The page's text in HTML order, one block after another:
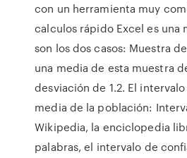
con un herramienta muy
calculos rápido Excel es una
son los dos casos: Muestra
una media de esta muestra
desviación de 1.2. El
media de la población:
Wikipedia, la enciclopedia
palabras, el intervalo de